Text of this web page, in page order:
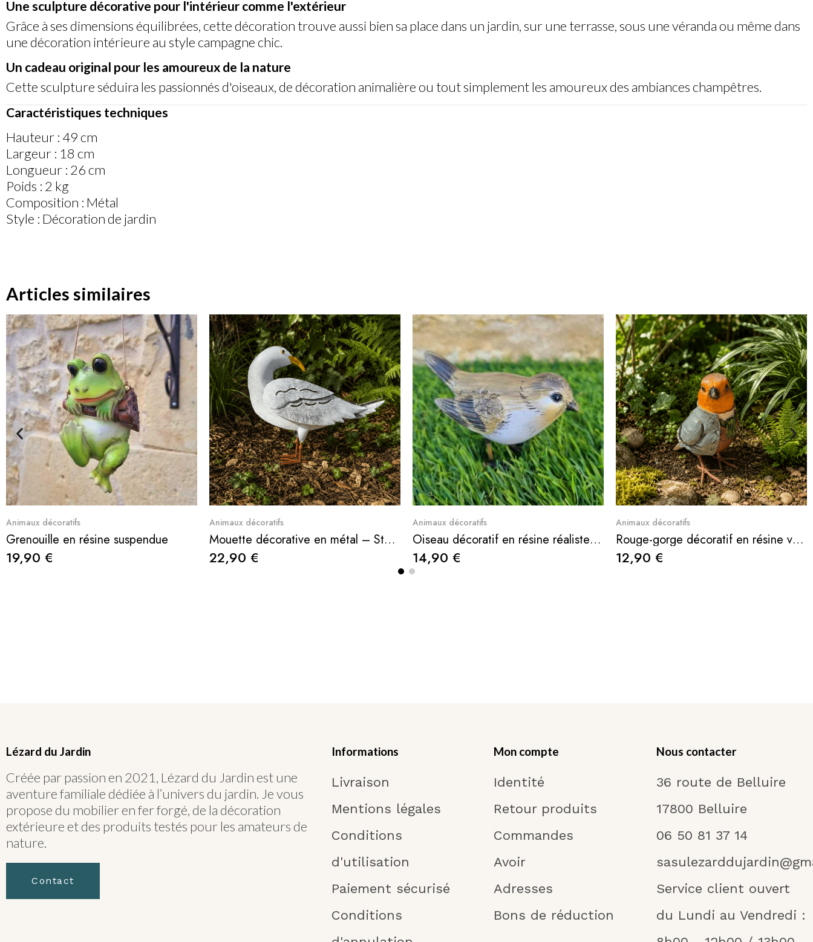
Une sculpture décorative pour l'intérieur comme l'extérieur
Grâce à ses dimensions équilibrées, cette décoration trouve aussi bien sa place dans un jardin, sur une terrasse, sous une véranda ou même dans
une décoration intérieure au style campagne chic.
Un cadeau original pour les amoureux de la nature
Cette sculpture séduira les passionnés d'oiseaux, de décoration animalière ou tout simplement les amoureux des ambiances champêtres.
Caractéristiques techniques
Hauteur : 49 cm
Largeur : 18 cm
Longueur : 26 cm
Poids : 2 kg
Composition : Métal
Style : Décoration de jardin
Articles similaires
Aperçu rapide
Animaux décoratifs
Grenouille en résine suspendue
19,90 €
Aperçu rapide
Animaux décoratifs
Mouette décorative en métal – Statue d’oiseau de jardin 25 cm
22,90 €
Aperçu rapide
Animaux décoratifs
Oiseau décoratif en résine réaliste – Figurine de jardin – 9 cm
14,90 €
Aperçu rapide
Animaux décoratifs
Rouge-gorge décoratif en résine vêtu d’un costume
12,90 €
Lézard du Jardin
Créée par passion en 2021, Lézard du Jardin est une
aventure familiale dédiée à l’univers du jardin. Je vous
propose du mobilier en fer forgé, de la décoration
extérieure et des produits testés pour les amateurs de
nature.
Contact
Informations
Livraison
Mentions légales
Conditions
d'utilisation
Paiement sécurisé
Conditions
Mon compte
Identité
Retour produits
Commandes
Avoir
Adresses
Bons de réduction
Nous contacter
36 route de Belluire
17800 Belluire
06 50 81 37 14
Service client ouvert
du Lundi au Vendredi :